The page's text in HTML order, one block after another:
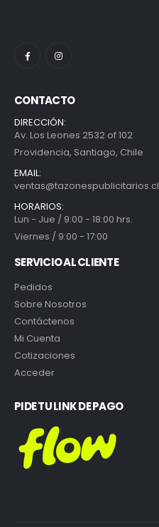
CONTACTO
DIRECCIÓN:
Av. Los Leones 2532 of 102
Providencia, Santiago, Chile
EMAIL:
ventas@tazonespublicitarios.cl
HORARIOS:
Lun - Jue / 9:00 - 18:00 hrs.
Viernes / 9:00 - 17:00
SERVICIO AL CLIENTE
Pedidos
Sobre Nosotros
Contáctenos
Mi Cuenta
Cotizaciones
Acceder
PIDE TU LINK DE PAGO